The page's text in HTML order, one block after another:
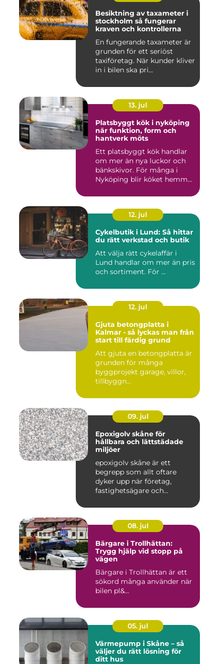
Besiktning av taxameter i
stockholm så fungerar
kraven och kontrollerna
En fungerande taxameter är
grunden för ett seriöst
taxiföretag. När kunder kliver
in i bilen ska pri...
13. jul
Platsbyggt kök i nyköping
när funktion, form och
hantverk möts
Ett platsbyggt kök handlar
om mer än nya luckor och
bänkskivor. För många i
Nyköping blir köket hemm...
12. jul
Cykelbutik i Lund: Så hittar
du rätt verkstad och butik
Att välja rätt cykelaffär i
Lund handlar om mer än pris
och sortiment. För ...
12. jul
Gjuta betongplatta i
Kalmar - så lyckas man från
start till färdig grund
Att gjuta en betongplatta är
grunden för många
byggprojekt garage, villor,
tillbyggn...
09. jul
Epoxigolv skåne för
hållbara och lättstädade
miljöer
epoxigolv skåne är ett
begrepp som allt oftare
dyker upp när företag,
fastighetsägare och
08. jul
Bärgare i Trollhättan:
Trygg hjälp vid stopp på
vägen
Bärgare i Trollhättan är ett
sökord många använder när
bilen pl&...
05. jul
Värmepump i Skåne – så
väljer du rätt lösning för
ditt hus